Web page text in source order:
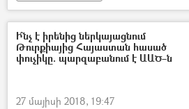
Ի՞նչ է իրենից ներկայացնում
Թուրքիայից Հայաստան հասած
փուչիկը. պարզաբանում է ԱԱԾ–ն
27 մայիսի 2018, 19:47